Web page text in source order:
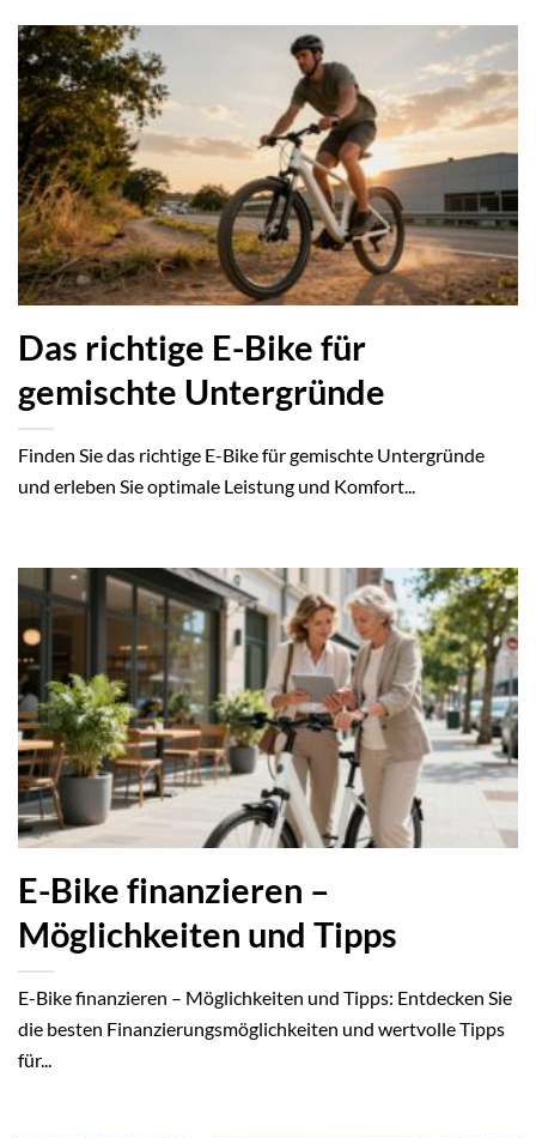
Das richtige E-Bike für
gemischte Untergründe
Finden Sie das richtige E-Bike für gemischte Untergründe
und erleben Sie optimale Leistung und Komfort...
E-Bike finanzieren –
Möglichkeiten und Tipps
E-Bike finanzieren – Möglichkeiten und Tipps: Entdecken Sie
die besten Finanzierungsmöglichkeiten und wertvolle Tipps
für...